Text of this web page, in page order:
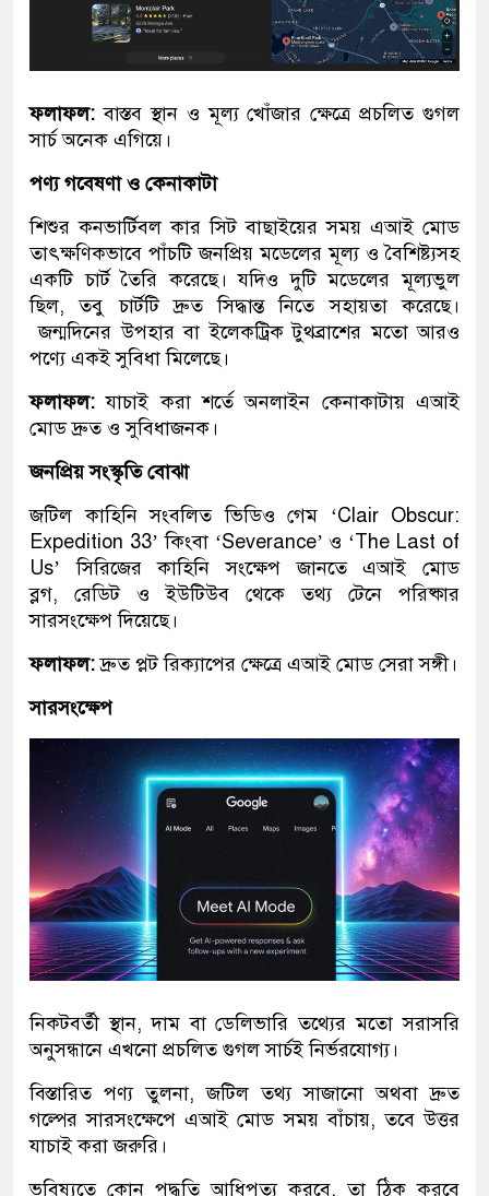
ফলাফল: বাস্তব স্থান ও মূল্য খোঁজার ক্ষেত্রে প্রচলিত গুগল
সার্চ অনেক এগিয়ে।
পণ্য গবেষণা ও কেনাকাটা
শিশুর কনভার্টিবল কার সিট বাছাইয়ের সময় এআই মোড
তাৎক্ষণিকভাবে পাঁচটি জনপ্রিয় মডেলের মূল্য ও বৈশিষ্ট্যসহ
একটি চার্ট তৈরি করেছে। যদিও দুটি মডেলের মূল্যভুল
ছিল, তবু চার্টটি দ্রুত সিদ্ধান্ত নিতে সহায়তা করেছে।
জন্মদিনের উপহার বা ইলেকট্রিক টুথব্রাশের মতো আরও
পণ্যে একই সুবিধা মিলেছে।
ফলাফল: যাচাই করা শর্তে অনলাইন কেনাকাটায় এআই
মোড দ্রুত ও সুবিধাজনক।
জনপ্রিয় সংস্কৃতি বোঝা
জটিল কাহিনি সংবলিত ভিডিও গেম ‘Clair Obscur:
Expedition 33’ কিংবা ‘Severance’ ও ‘The Last of
Us’ সিরিজের কাহিনি সংক্ষেপ জানতে এআই মোড
ব্লগ, রেডিট ও ইউটিউব থেকে তথ্য টেনে পরিষ্কার
সারসংক্ষেপ দিয়েছে।
ফলাফল:দ্রুত প্লট রিক্যাপের ক্ষেত্রে এআই মোড সেরা সঙ্গী।
সারসংক্ষেপ
নিকটবর্তী স্থান, দাম বা ডেলিভারি তথ্যের মতো সরাসরি
অনুসন্ধানে এখনো প্রচলিত গুগল সার্চই নির্ভরযোগ্য।
বিস্তারিত পণ্য তুলনা, জটিল তথ্য সাজানো অথবা দ্রুত
গল্পের সারসংক্ষেপে এআই মোড সময় বাঁচায়, তবে উত্তর
যাচাই করা জরুরি।
ভবিষ্যতে কোন পদ্ধতি আধিপত্য করবে, তা ঠিক করবে